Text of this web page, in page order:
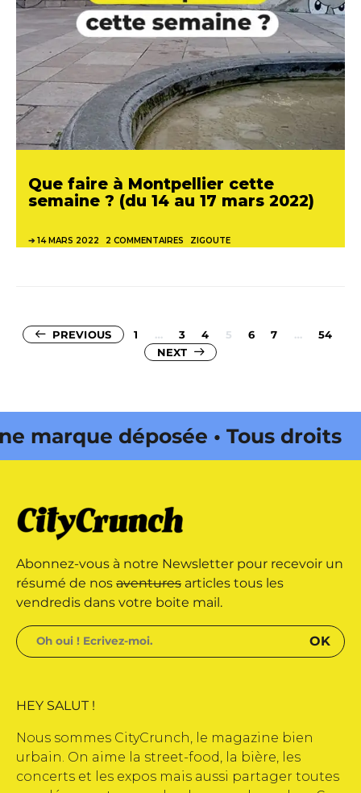
Que faire à Montpellier cette
semaine ? (du 14 au 17 mars 2022)
14 MARS 2022 2 COMMENTAIRES ZIGOUTE
Pagination
des
PREVIOUS 1 … 3 4 5 6 7 …
54
NEXT
déposée • Tous droits
déposée • Tous droits
par Buena Onda Web •
Abonnez-vous à notre Newsletter pour recevoir un
résumé de nos aventures articles tous les
vendredis dans votre boite mail.
HEY SALUT !
Nous sommes CityCrunch, le magazine bien
urbain. On aime la street-food, la bière, les
concerts et les expos mais aussi partager toutes